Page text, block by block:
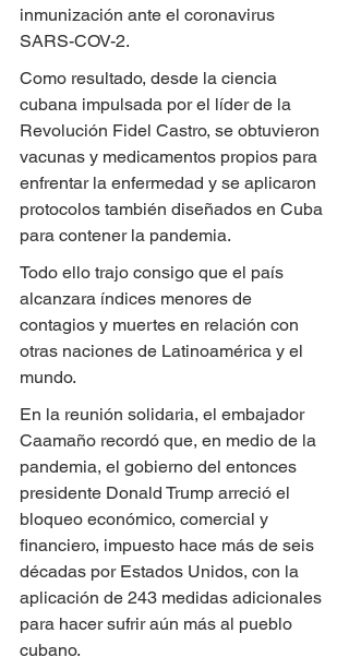
inmunización ante el coronavirus
SARS-COV-2.
Como resultado, desde la ciencia
cubana impulsada por el líder de la
Revolución Fidel Castro, se obtuvieron
vacunas y medicamentos propios para
enfrentar la enfermedad y se aplicaron
protocolos también diseñados en Cuba
para contener la pandemia.
Todo ello trajo consigo que el país
alcanzara índices menores de
contagios y muertes en relación con
otras naciones de Latinoamérica y el
mundo.
En la reunión solidaria, el embajador
Caamaño recordó que, en medio de la
pandemia, el gobierno del entonces
presidente Donald Trump arreció el
bloqueo económico, comercial y
financiero, impuesto hace más de seis
décadas por Estados Unidos, con la
aplicación de 243 medidas adicionales
para hacer sufrir aún más al pueblo
cubano.